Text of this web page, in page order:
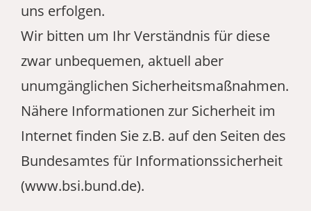
uns erfolgen.
Wir bitten um Ihr Verständnis für diese
zwar unbequemen, aktuell aber
unumgänglichen Sicherheitsmaßnahmen.
Nähere Informationen zur Sicherheit im
Internet finden Sie z.B. auf den Seiten des
Bundesamtes für Informationssicherheit
(www.bsi.bund.de).